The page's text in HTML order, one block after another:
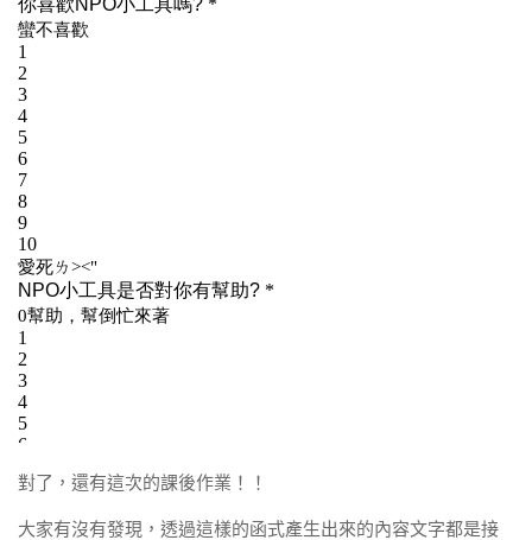
對了，還有這次的課後作業！！
大家有沒有發現，透過這樣的函式產生出來的內容文字都是接